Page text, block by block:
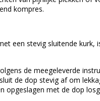
kompres.
een stevig sluitende
de meegeleverde
de dop stevig af om
opgeslagen met de dop